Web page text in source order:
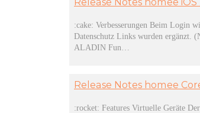
:cake: Verbesserungen Beim Login
Datenschutz Links wurden ergänzt.
ALADIN Fun…
Release Notes homee
:rocket: Features Virtuelle Geräte